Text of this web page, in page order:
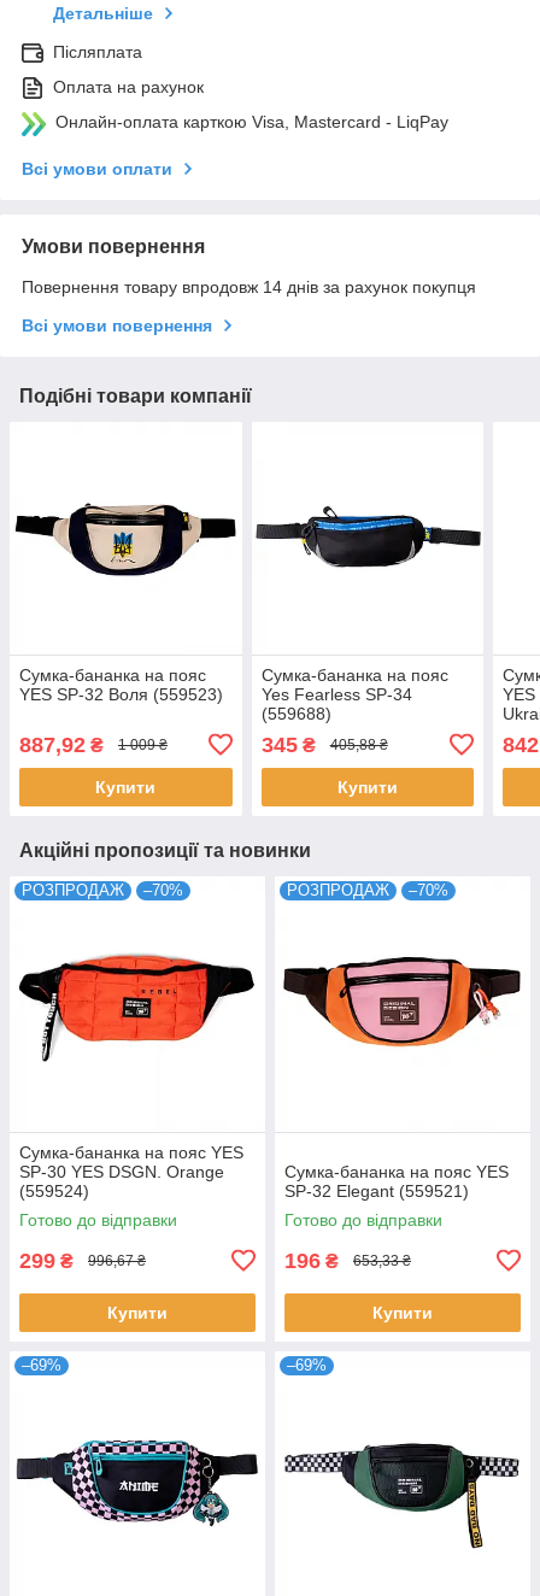
Детальніше
Післяплата
Оплата на рахунок
Онлайн-оплата карткою Visa, Mastercard - LiqPay
Всі умови оплати
Умови повернення
Повернення товару впродовж 14 днів за рахунок покупця
Всі умови повернення
Подібні товари компанії
Сумка-бананка на пояс
YES SP-32 Воля (559523)
887,92 ₴ 1 009 ₴
Купити
Сумка-бананка на пояс
Yes Fearless SP-34
(559688)
345₴ 405,88 ₴
Купити
YES
Акційні пропозиції та новинки
РОЗПРОДАЖ –70%
Сумка-бананка на пояс YES
SP-30 YES DSGN. Orange
(559524)
Готово до відправки
299 ₴ 996,67 ₴
Купити
РОЗПРОДАЖ –70%
Сумка-бананка на пояс YES
SP-32 Elegant (559521)
Готово до відправки
196 ₴ 653,33 ₴
Купити
–69% –69%